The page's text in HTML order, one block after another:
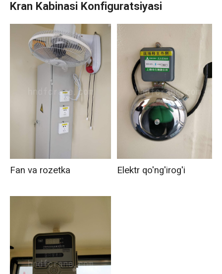
Kran Kabinasi Konfiguratsiyasi
Fan va rozetka Elektr qo'ng'irog'i